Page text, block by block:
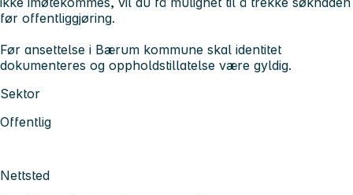
før offentliggjøring.
Før ansettelse i Bærum kommune skal identitet
dokumenteres og oppholdstillatelse være gyldig.
Sektor
Offentlig
Nettsted